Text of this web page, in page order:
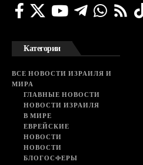
Категории
ВСЕ НОВОСТИ ИЗРАИЛЯ И
МИРА
ГЛАВНЫЕ НОВОСТИ
НОВОСТИ ИЗРАИЛЯ
В МИРЕ
ЕВРЕЙСКИЕ
НОВОСТИ
НОВОСТИ
БЛОГОСФЕРЫ